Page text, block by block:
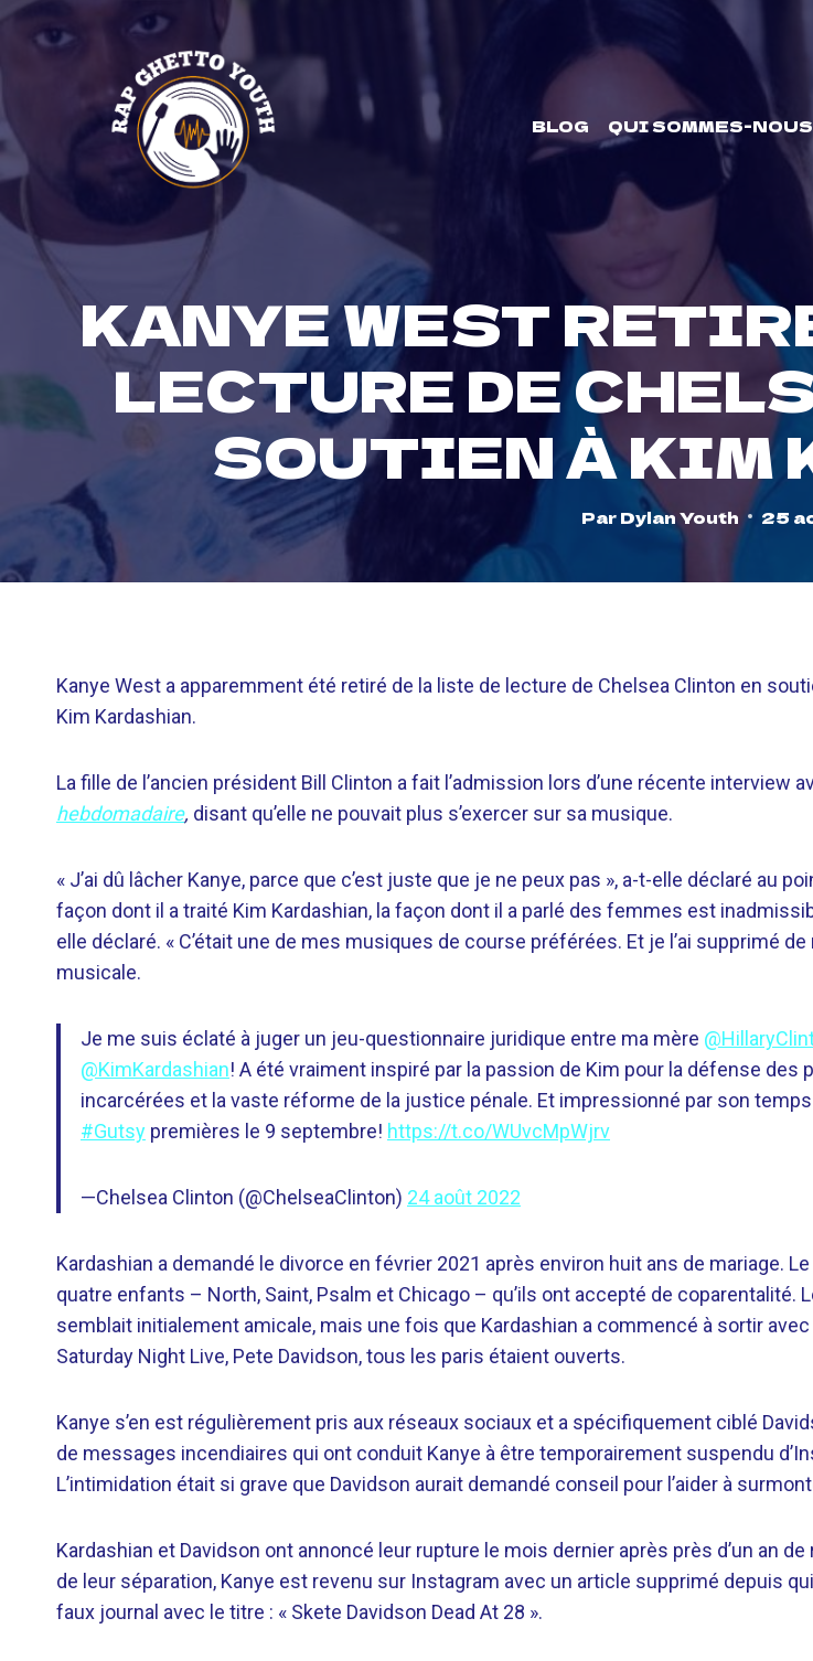
Skip
BLOG QUI SOMMES-
KANYE WEST
LECTURE DE
SOUTIEN À KIM
ParDylan Youth 25
Kanye West a apparemment été retiré de la liste de lecture de Chelsea Clinton en
Kim Kardashian.
La fille de l’ancien président Bill Clinton a fait l’admission lors d’une récente interview
hebdomadaire, disant qu’elle ne pouvait plus s’exercer sur sa musique.
« J’ai dû lâcher Kanye, parce que c’est juste que je ne peux pas », a-t-elle déclaré au
façon dont il a traité Kim Kardashian, la façon dont il a parlé des femmes est
elle déclaré. « C’était une de mes musiques de course préférées. Et je l’ai supprimé
musicale.
Je me suis éclaté à juger un jeu-questionnaire juridique entre ma mère
@KimKardashian! A été vraiment inspiré par la passion de Kim pour la défense des
incarcérées et la vaste réforme de la justice pénale. Et impressionné par son
#Gutsy premières le 9 septembre! https://t.co/WUvcMpWjrv
—Chelsea Clinton (@ChelseaClinton) 24 août 2022
Kardashian a demandé le divorce en février 2021 après environ huit ans de mariage.
quatre enfants – North, Saint, Psalm et Chicago – qu’ils ont accepté de coparentalité.
semblait initialement amicale, mais une fois que Kardashian a commencé à sortir avec
Saturday Night Live, Pete Davidson, tous les paris étaient ouverts.
Kanye s’en est régulièrement pris aux réseaux sociaux et a spécifiquement ciblé
de messages incendiaires qui ont conduit Kanye à être temporairement suspendu
L’intimidation était si grave que Davidson aurait demandé conseil pour l’aider à
Kardashian et Davidson ont annoncé leur rupture le mois dernier après près d’un an de
de leur séparation, Kanye est revenu sur Instagram avec un article supprimé depuis
faux journal avec le titre : « Skete Davidson Dead At 28 ».